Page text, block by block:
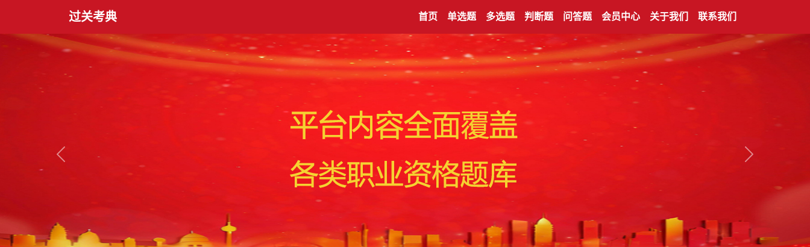
过关考典 首页 单选题 多选题 判断题 问答题 会员中心 关于我们 联系我们
上一张 下一张